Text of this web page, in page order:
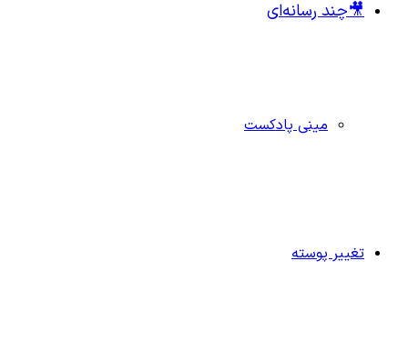
🎥چند رسانه‌ای
مینی پادکست
تغییر پوسته